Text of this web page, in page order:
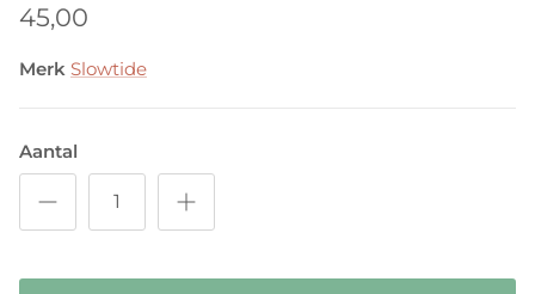
45,00
Merk Slowtide
Aantal